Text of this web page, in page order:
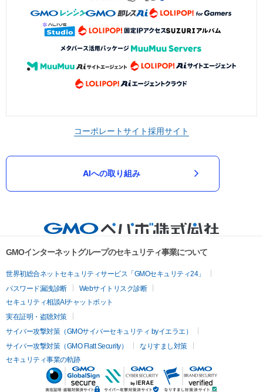
コーポレートサイト採用サイト
AIへの取り組み
GMOインターネットグループのセキュリティ事業について
世界初総合ネットセキュリティサービス「GMOセキュリティ24」
パスワード漏洩診断
Webサイトリスク診断
セキュリティ相談AIチャットボット
実在証明・盗聴対策
サイバー攻撃対策（GMOサイバーセキュリティ byイエラエ）
サイバー攻撃対策（GMO Flatt Security）
なりすまし対策
セキュリティ事業の軌跡